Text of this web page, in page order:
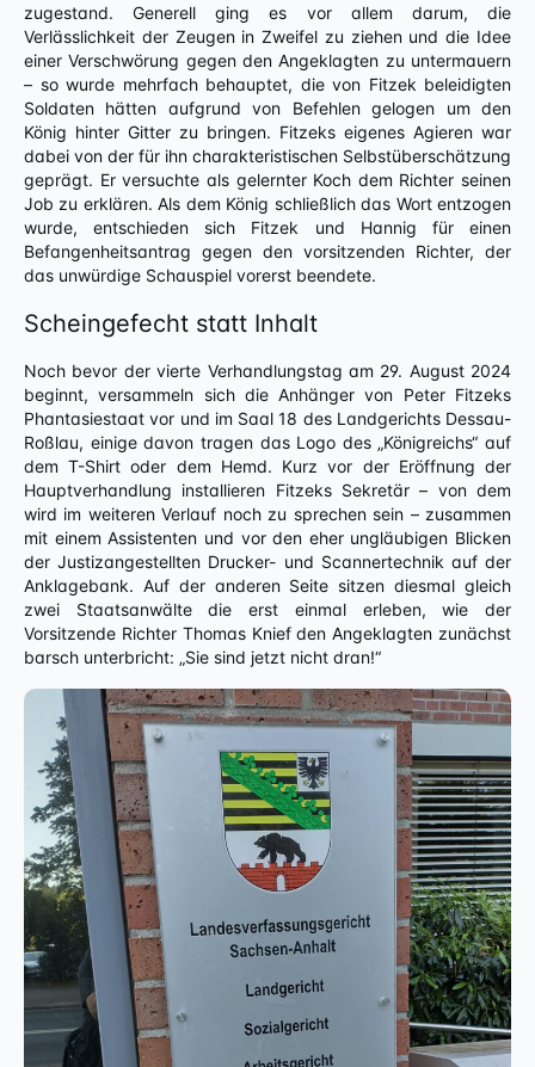
zugestand. Generell ging es vor allem darum, die
Verlässlichkeit der Zeugen in Zweifel zu ziehen und die Idee
einer Verschwörung gegen den Angeklagten zu untermauern
– so wurde mehrfach behauptet, die von Fitzek beleidigten
Soldaten hätten aufgrund von Befehlen gelogen um den
König hinter Gitter zu bringen. Fitzeks eigenes Agieren war
dabei von der für ihn charakteristischen Selbstüberschätzung
geprägt. Er versuchte als gelernter Koch dem Richter seinen
Job zu erklären. Als dem König schließlich das Wort entzogen
wurde, entschieden sich Fitzek und Hannig für einen
Befangenheitsantrag gegen den vorsitzenden Richter, der
das unwürdige Schauspiel vorerst beendete.
Scheingefecht statt Inhalt
Noch bevor der vierte Verhandlungstag am 29. August 2024
beginnt, versammeln sich die Anhänger von Peter Fitzeks
Phantasiestaat vor und im Saal 18 des Landgerichts Dessau-
Roßlau, einige davon tragen das Logo des „Königreichs“ auf
dem T-Shirt oder dem Hemd. Kurz vor der Eröffnung der
Hauptverhandlung installieren Fitzeks Sekretär – von dem
wird im weiteren Verlauf noch zu sprechen sein – zusammen
mit einem Assistenten und vor den eher ungläubigen Blicken
der Justizangestellten Drucker- und Scannertechnik auf der
Anklagebank. Auf der anderen Seite sitzen diesmal gleich
zwei Staatsanwälte die erst einmal erleben, wie der
Vorsitzende Richter Thomas Knief den Angeklagten zunächst
barsch unterbricht: „Sie sind jetzt nicht dran!“